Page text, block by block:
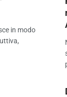
in modo